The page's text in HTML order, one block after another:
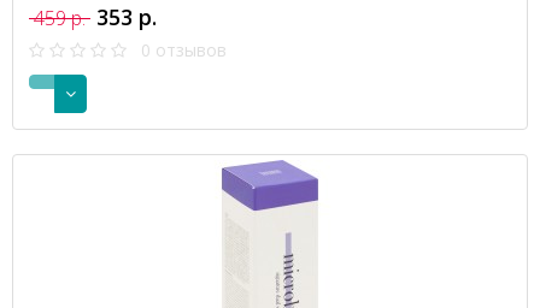
459 р. 353 р.
0 отзывов